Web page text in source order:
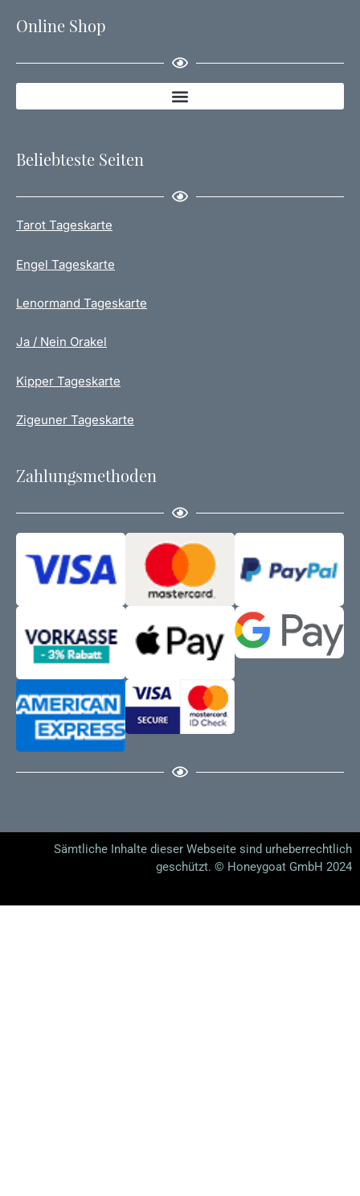
Online Shop
Beliebteste Seiten
Tarot Tageskarte
Engel Tageskarte
Lenormand Tageskarte
Ja / Nein Orakel
Kipper Tageskarte
Zigeuner Tageskarte
Zahlungsmethoden
Sämtliche Inhalte dieser Webseite sind urheberrechtlich
geschützt. © Honeygoat GmbH 2024